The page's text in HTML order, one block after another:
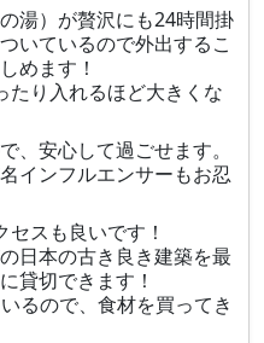
湯）が贅沢にも24時間掛
いているので外出するこ
めます！
たり入れるほど大きくな
、安心して過ごせます。
インフルエンサーもお忍
スも良いです！
日本の古き良き建築を最
貸切できます！
るので、食材を買ってき